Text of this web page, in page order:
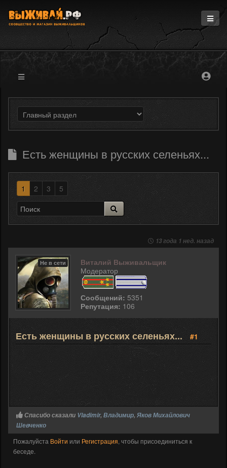
Информация
Магазин
Форум
Есть женщины в русских селеньях...
1 2 3 5
13 года 1 нед. назад
Не в сети
Виталий Выживальщик
Модератор
Сообщений: 5351
Репутация: 106
Есть женщины в русских селеньях... #1
Спасибо сказали Vladimir, Владимир, Яков Михайлович
Шевченко
Пожалуйста Войти или Регистрация, чтобы присоединиться к
беседе.